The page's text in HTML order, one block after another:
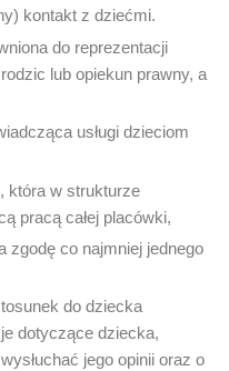
kontakt z dziećmi.
do reprezentacji
lub opiekun prawny, a
usługi dzieciom
która w strukturze
pracą całej placówki,
zgodę co najmniej jednego
do dziecka
dotyczące dziecka,
jego opinii oraz o